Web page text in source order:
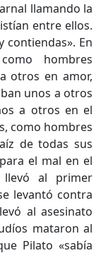
llamando la
entre ellos.
contiendas». En
hombres
otros en amor,
unos a otros
a otros en el
como hombres
de todas sus
el mal en el
al primer
levantó contra
al asesinato
mataron al
Pilato «sabía